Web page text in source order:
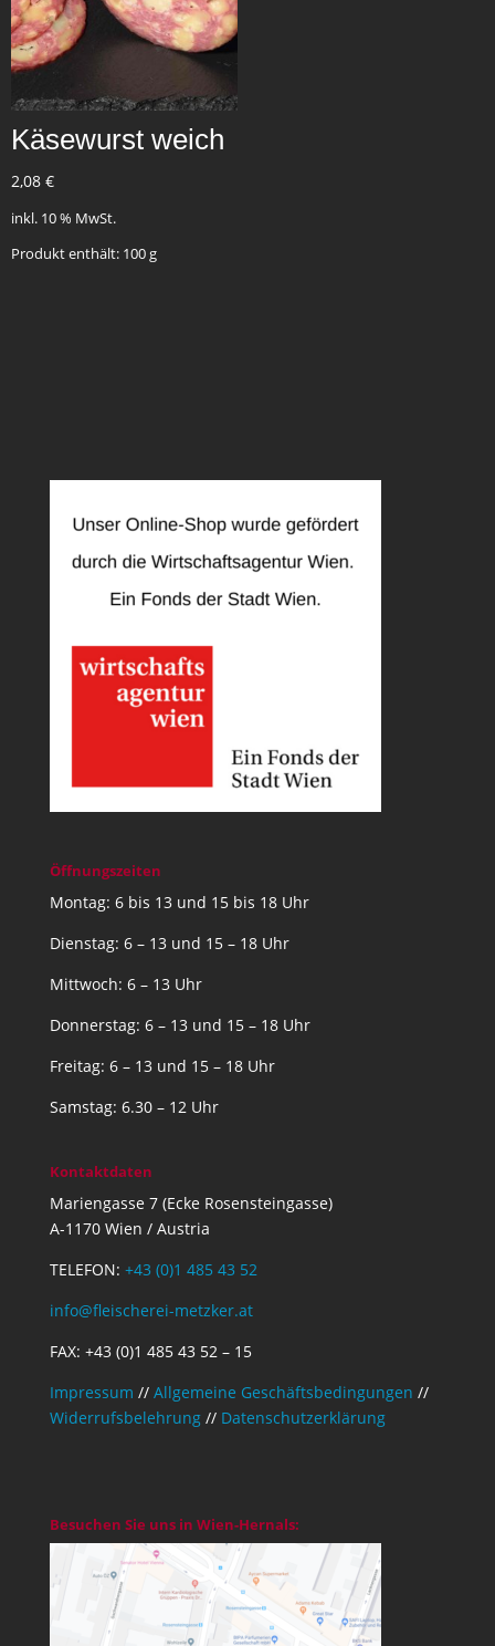
Käsewurst weich
2,08 €
inkl. 10 % MwSt.
Produkt enthält: 100g
Öffnungszeiten
Montag: 6 bis 13 und 15 bis 18 Uhr
Dienstag: 6 – 13 und 15 – 18 Uhr
Mittwoch: 6 – 13 Uhr
Donnerstag: 6 – 13 und 15 – 18 Uhr
Freitag: 6 – 13 und 15 – 18 Uhr
Samstag: 6.30 – 12 Uhr
Kontaktdaten
Mariengasse 7 (Ecke Rosensteingasse)
A-1170 Wien / Austria
TELEFON: +43 (0)1 485 43 52
info@fleischerei-metzker.at
FAX: +43 (0)1 485 43 52 – 15
Impressum // Allgemeine Geschäftsbedingungen //
Widerrufsbelehrung// Datenschutzerklärung
Besuchen Sie uns in Wien-Hernals: